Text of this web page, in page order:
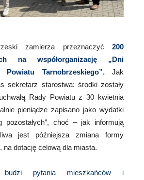
zamierza przeznaczyć 200
na współorganizację „Dni
Tarnobrzeskiego”.Jak
sekretarz starostwa: środki zostały
Rady Powiatu z 30 kwietnia
pieniądze zapisano jako wydatki
pozostałych”, choć – jak informują
jest późniejsza zmiana formy
na dotację celową dla miasta.
pytania mieszkańców i